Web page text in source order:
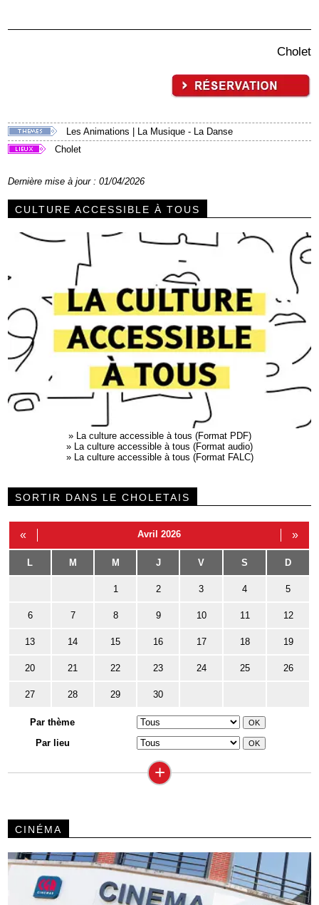
Cholet
Les Animations
La Musique - La Danse
Cholet
Dernière mise à jour : 01/04/2026
CULTURE ACCESSIBLE À TOUS
» La culture accessible à tous (Format PDF)
» La culture accessible à tous (Format audio)
» La culture accessible à tous (Format FALC)
SORTIR DANS LE CHOLETAIS
« Avril 2026 »
L M M J V S D
1 2 3 4 5
6 7 8 9 10 11 12
13 14 15 16 17 18 19
20 21 22 23 24 25 26
27 28 29 30
Par thème
Par lieu
+
CINÉMA